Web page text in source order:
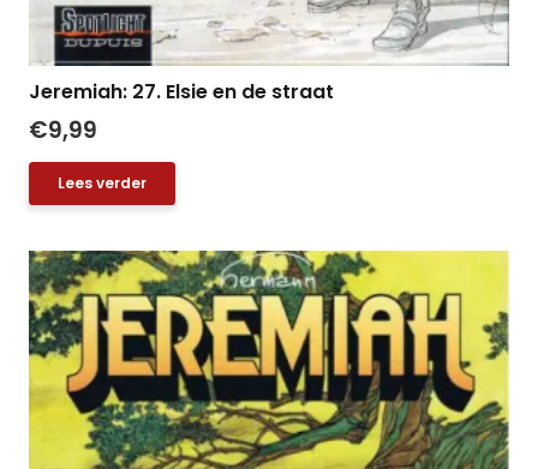
Jeremiah: 27. Elsie en de straat
€9,99
Lees verder